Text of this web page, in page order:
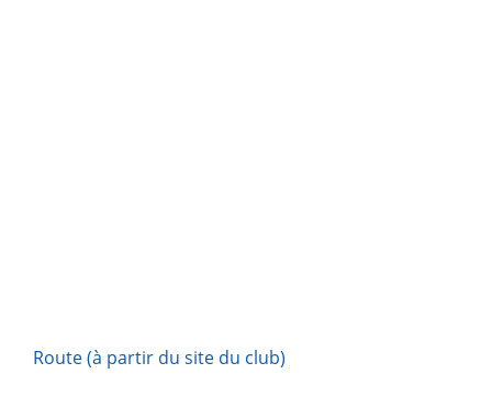
Route (à partir du site du club)